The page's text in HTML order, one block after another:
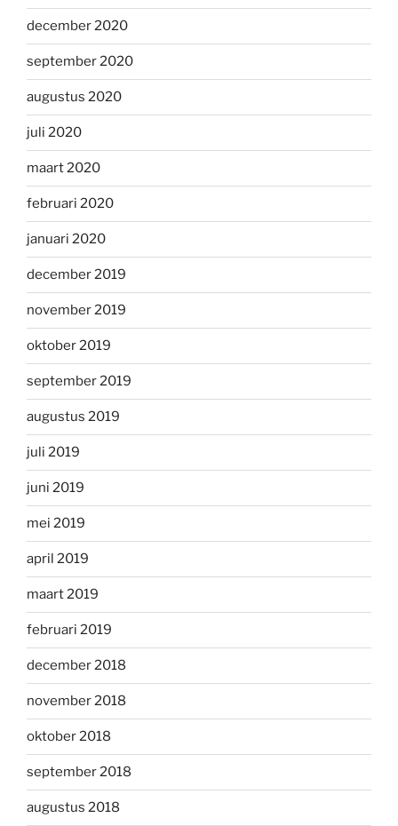
december 2020
september 2020
augustus 2020
juli 2020
maart 2020
februari 2020
januari 2020
december 2019
november 2019
oktober 2019
september 2019
augustus 2019
juli 2019
juni 2019
mei 2019
april 2019
maart 2019
februari 2019
december 2018
november 2018
oktober 2018
september 2018
augustus 2018